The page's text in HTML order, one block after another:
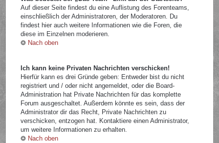
Auf dieser Seite findest du eine Auflistung des Forenteams,
einschließlich der Administratoren, der Moderatoren. Du
findest hier auch weitere Informationen wie die Foren, die
diese im Einzelnen moderieren.
Nach oben
Ich kann keine Privaten Nachrichten verschicken!
Hierfür kann es drei Gründe geben: Entweder bist du nicht
registriert und / oder nicht angemeldet, oder die Board-
Administration hat Private Nachrichten für das komplette
Forum ausgeschaltet. Außerdem könnte es sein, dass der
Administrator dir das Recht, Private Nachrichten zu
verschicken, entzogen hat. Kontaktiere einen Administrator,
um weitere Informationen zu erhalten.
Nach oben